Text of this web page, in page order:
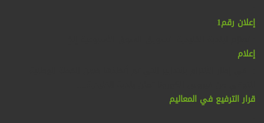
إعلان رقم1
إعلام
قرار الترفيع في المعاليم